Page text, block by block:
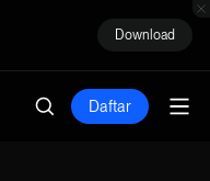
Download
Daftar